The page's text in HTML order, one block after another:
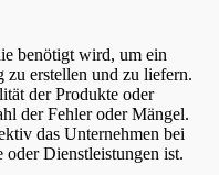
benötigt wird, um ein
zu erstellen und zu liefern.
der Produkte oder
der Fehler oder Mängel.
das Unternehmen bei
Dienstleistungen ist.